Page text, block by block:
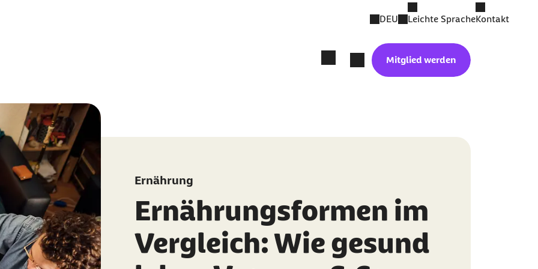
DEU Leichte SpracheKontakt
Mitglied werden
Ernährung
Ernährungsformen im
Vergleich: Wie gesund